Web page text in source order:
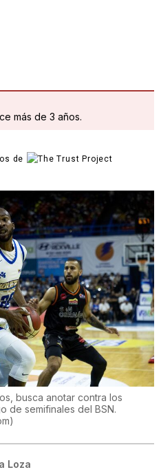
más de 3 años.
de
busca anotar contra los
de semifinales del BSN.
)
Loza